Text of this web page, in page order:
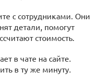
с сотрудниками. Они
детали, помогут
стоимость.
в чате на сайте.
в ту же минуту.